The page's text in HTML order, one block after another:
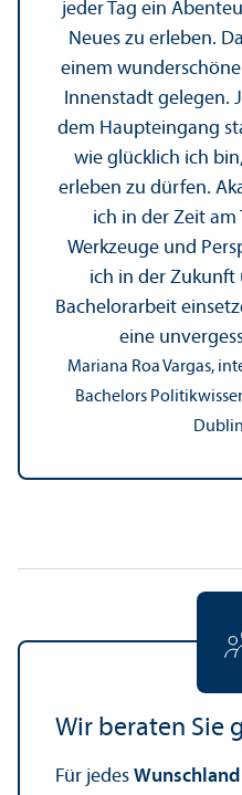
jeder Tag ein
Neues zu erleben.
einem
Innenstadt gelegen.
dem Haupteingang
wie glücklich ich
erleben zu dürfen.
ich in der Zeit am
Werkzeuge und
ich in der
Bachelor­arbeit
eine
Mariana Roa Vargas,
Bachelors
Wir beraten Sie
Für jedes Wunschland